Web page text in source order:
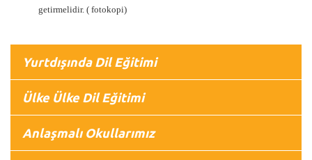
getirmelidir. ( fotokopi)
Yurtdışında Dil Eğitimi
Ülke Ülke Dil Eğitimi
Anlaşmalı Okullarımız